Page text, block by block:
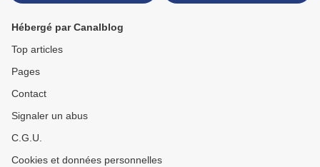
Hébergé par Canalblog
Top articles
Pages
Contact
Signaler un abus
C.G.U.
Cookies et données personnelles